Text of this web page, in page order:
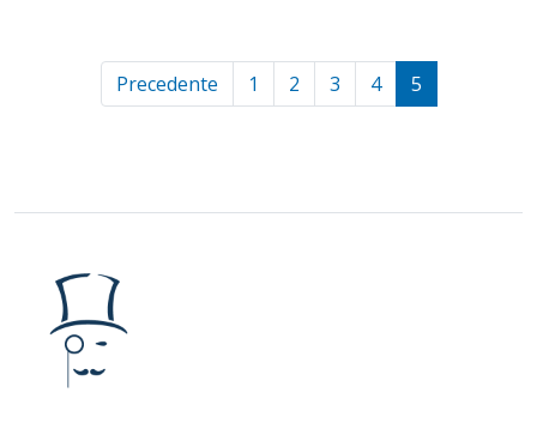
Precedente 1 2 3 4 5